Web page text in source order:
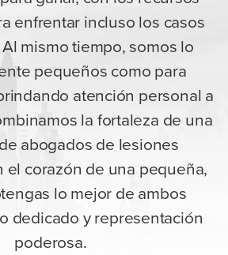
enfrentar incluso los casos
mismo tiempo, somos lo
pequeños como para
atención personal a
la fortaleza de una
abogados de lesiones
el corazón de una pequeña,
lo mejor de ambos
dedicado y representación
poderosa.